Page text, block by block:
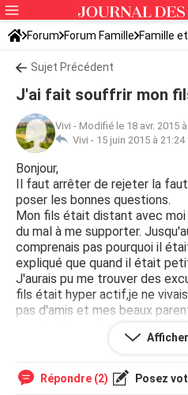
Forum Forum Famille Famille
Sujet Précédent
J'ai fait souffrir mon
Vivi - Modifié le 18 avr. 2015 à
Vivi - 15 juin 2015 à 21:24
Bonjour,
Il faut arrêter de rejeter la
poser les bonnes questions.
Mon fils était distant avec
du mal à me supporter.
comprenais pas pourquoi il
expliqué que quand il était
J'aurais pu me trouver des
fils était hyper actif,je ne
pas d'amis et mes beaux
venaient tous les jours chez
comportement
craignait ses parents.
Mais je n'ai aucune excuse car
Répondre (2) Posez